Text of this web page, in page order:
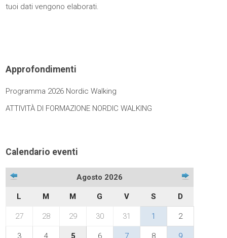
tuoi dati vengono elaborati.
Approfondimenti
Programma 2026 Nordic Walking
ATTIVITÀ DI FORMAZIONE NORDIC WALKING
Calendario eventi
Agosto 2026
L M M G V S D
27 28 29 30 31 1 2